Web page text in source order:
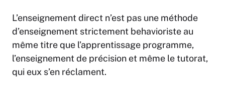
L’enseignement direct n’est pas une méthode
d’enseignement strictement behavioriste au
même titre que l’apprentissage programme,
l’enseignement de précision et même le tutorat,
qui eux s’en réclament.